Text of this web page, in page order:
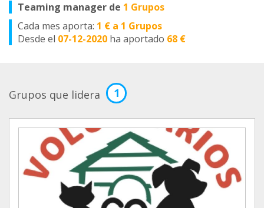
Teaming manager de 1 Grupos
Cada mes aporta: 1 € a 1 Grupos
Desde el 07-12-2020 ha aportado 68 €
Grupos que lidera 1